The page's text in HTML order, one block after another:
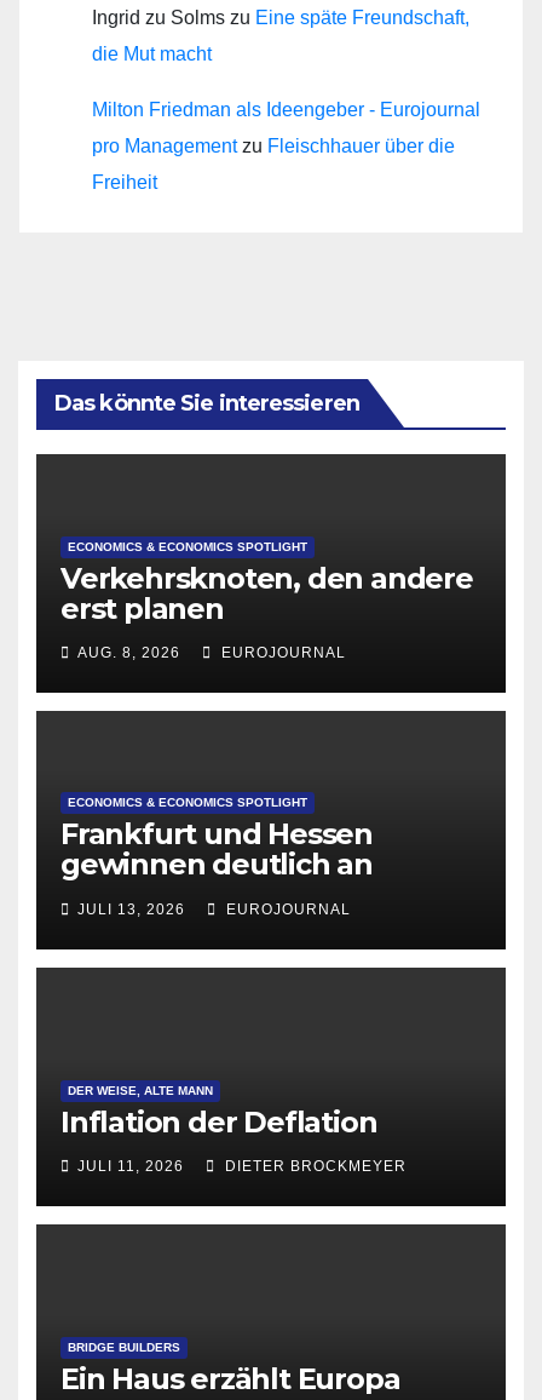
Ingrid zu Solms zu Eine späte Freundschaft,
die Mut macht
Milton Friedman als Ideengeber - Eurojournal
pro Managementzu Fleischhauer über die
Freiheit
Das könnte Sie interessieren
ECONOMICS & ECONOMICS SPOTLIGHT
Verkehrsknoten, den andere
erst planen
AUG. 8, 2026 EUROJOURNAL
ECONOMICS & ECONOMICS SPOTLIGHT
Frankfurt und Hessen
gewinnen deutlich an
Attraktivität für Startup-
Gründungen
JULI 13, 2026 EUROJOURNAL
DER WEISE, ALTE MANN
Inflation der Deflation
JULI 11, 2026 DIETER BROCKMEYER
BRIDGE BUILDERS
Ein Haus erzählt Europa